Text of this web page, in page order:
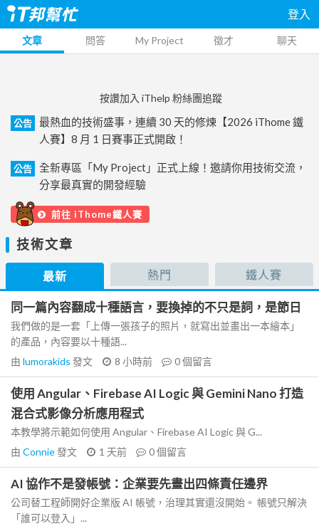
登入
文章 問答 My Project 徵才 聊天
按讚加入 iThelp 粉絲團追蹤
公告
最熱血的技術盛事，連續 30 天的修煉【2026 iThome 鐵
人賽】8 月 1 日賽事正式開啟！
公告
全新專區「My Project」正式上線！邀請你用技術交流，
分享最真實的開發經驗
前往 iThome鐵人賽
技術文章
最新 熱門 鐵人賽
同一篇內容翻成十種語言，要換掉的不只是詞，是節日
我們做的是一套「上傳一張孩子的照片，就寫出並畫出一本繪本」
的產品，內容要以十種語...
由 lumorakids 發文 8 小時前 0個留言
使用 Angular、Firebase AI Logic 與 Gemini Nano 打造
混合式影像分析應用程式
本教學將示範如何使用 Angular、Firebase AI Logic 與 G...
由 Connie發文 1 天前 0個留言
AI 協作不是發帳號：企業要先畫出四條責任邊界
公司替工程師開好企業版 AI 帳號，治理其實還沒開始。 帳號只解決
「誰可以登入」...